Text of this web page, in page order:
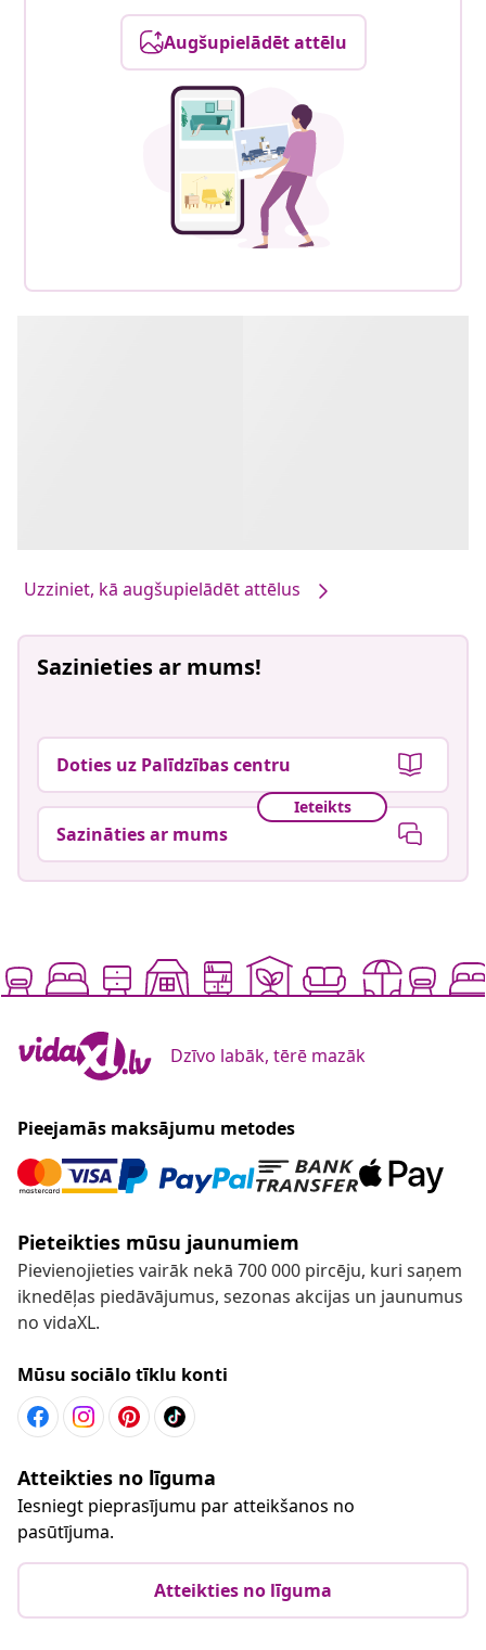
Augšupielādēt attēlu
Uzziniet, kā augšupielādēt attēlus
Sazinieties ar mums!
Doties uz Palīdzības centru
Ieteikts
Sazināties ar mums
Dzīvo labāk, tērē mazāk
Pieejamās maksājumu metodes
Pieteikties mūsu jaunumiem
Pievienojieties vairāk nekā 700 000 pircēju, kuri saņem
iknedēļas piedāvājumus, sezonas akcijas un jaunumus
no vidaXL.
Mūsu sociālo tīklu konti
Atteikties no līguma
Iesniegt pieprasījumu par atteikšanos no
pasūtījuma.
Atteikties no līguma